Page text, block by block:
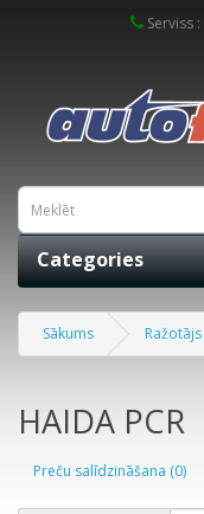
Serviss
Categories
Sākums Ražotājs
HAIDA PCR
Preču salīdzināšana (0)